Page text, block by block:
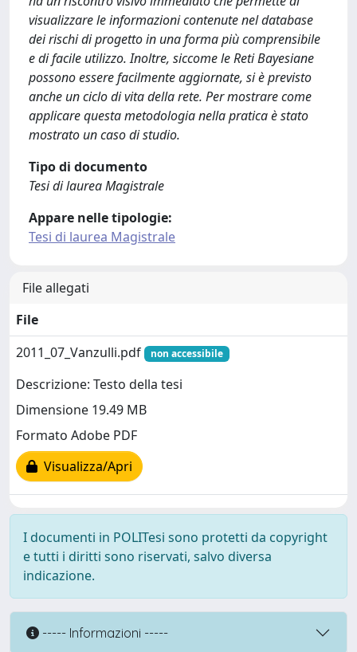
visualizzare le informazioni contenute nel database
dei rischi di progetto in una forma più comprensibile
e di facile utilizzo. Inoltre, siccome le Reti Bayesiane
possono essere facilmente aggiornate, si è previsto
anche un ciclo di vita della rete. Per mostrare come
applicare questa metodologia nella pratica è stato
mostrato un caso di studio.
Tipo di documento
Tesi di laurea Magistrale
Appare nelle tipologie:
Tesi di laurea Magistrale
File allegati
File
2011_07_Vanzulli.pdf
non accessibile
Descrizione: Testo della tesi
Dimensione 19.49 MB
Formato Adobe PDF
Visualizza/Apri
I documenti in POLITesi sono protetti da copyright
e tutti i diritti sono riservati, salvo diversa
indicazione.
----- Informazioni -----